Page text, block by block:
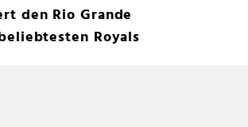
den Rio Grande
Royals